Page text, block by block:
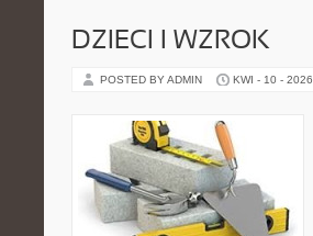
DZIECI I WZROK
POSTED BY ADMIN KWI - 10 - 2026